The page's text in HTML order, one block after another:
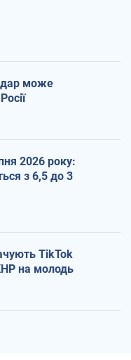
може
2026 року:
з 6,5 до 3
TikTok
на молодь